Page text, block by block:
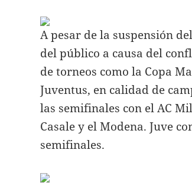
A pesar de la suspensión
del público a causa del
de torneos como la Copa
Juventus, en calidad de
las semifinales con el AC
Casale y el Modena. Juve
semifinales.